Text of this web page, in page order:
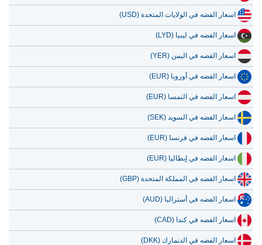
اسعار الفضه في الولايات المتحدة (USD)
اسعار الفضه في ليبيا (LYD)
اسعار الفضه في اليمن (YER)
اسعار الفضه في أوروبا (EUR)
اسعار الفضه في النمسا (EUR)
اسعار الفضه في السويد (SEK)
اسعار الفضه في فرنسا (EUR)
اسعار الفضه في إيطاليا (EUR)
اسعار الفضه في المملكة المتحدة (GBP)
اسعار الفضه في أستراليا (AUD)
اسعار الفضه في كندا (CAD)
اسعار الفضه في الدنمارك (DKK)